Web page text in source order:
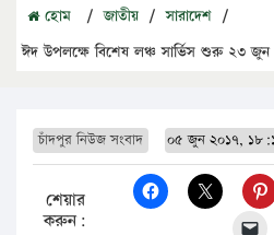
হোম / জাতীয় / সারাদেশ /
ঈদ উপলক্ষে বিশেষ লঞ্চ সার্ভিস শুরু ২৩ জুন
চাঁদপুর নিউজ সংবাদ ০৫ জুন ২০১৭,
শেয়ার
করুন: